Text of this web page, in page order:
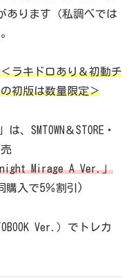
あります（私調べでは
ラキドロあり＆初動チ
の初版は数量限定＞
SMTOWN＆STORE・
Mirage A Ver.」
購入で5％割引)
Ver.）でトレカ